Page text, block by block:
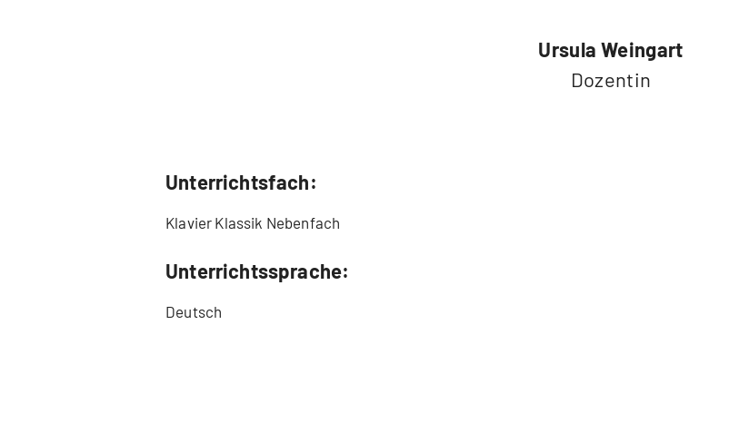
Ursula Weingart
Dozentin
Unterrichtsfach:
Klavier Klassik Nebenfach
Unterrichtssprache:
Deutsch